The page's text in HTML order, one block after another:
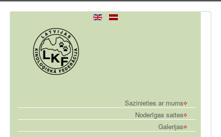
Sazinieties ar mums
Noderīgas saites
Galerijas